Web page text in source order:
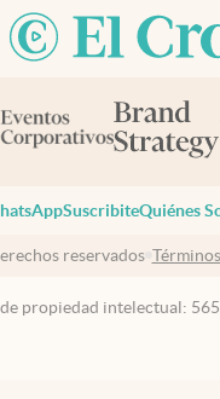
SuscribiteQuiénes
reservados
propiedad intelectual: